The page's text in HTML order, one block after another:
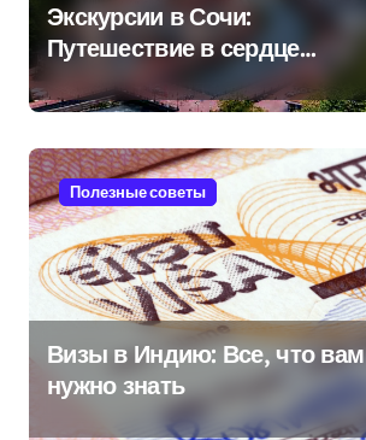
Экскурсии в Сочи:
Путешествие в сердце
Черноморского курорта
Полезные советы
Визы в Индию: Все, что вам
нужно знать